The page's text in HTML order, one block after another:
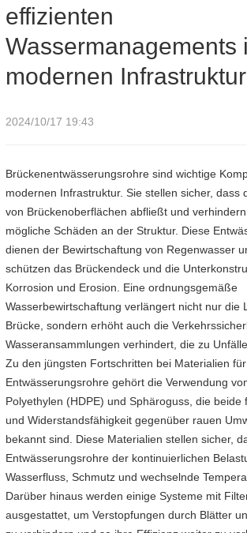
effizienten
Wassermanagements
modernen Infrastruktur
2024/10/17 19:43
Brückenentwässerungsrohre sind wichtige
modernen Infrastruktur. Sie stellen sicher, dass
von Brückenoberflächen abfließt und
mögliche Schäden an der Struktur. Diese
dienen der Bewirtschaftung von Regenwasser
schützen das Brückendeck und die
Korrosion und Erosion. Eine ordnungsgemäße
Wasserbewirtschaftung verlängert nicht nur die
Brücke, sondern erhöht auch die
Wasseransammlungen verhindert, die zu
Zu den jüngsten Fortschritten bei Materialien für
Entwässerungsrohre gehört die Verwendung
Polyethylen (HDPE) und Sphäroguss, die beide
und Widerstandsfähigkeit gegenüber rauen
bekannt sind. Diese Materialien stellen sicher,
Entwässerungsrohre der kontinuierlichen
Wasserfluss, Schmutz und wechselnde
Darüber hinaus werden einige Systeme mit
ausgestattet, um Verstopfungen durch Blätter